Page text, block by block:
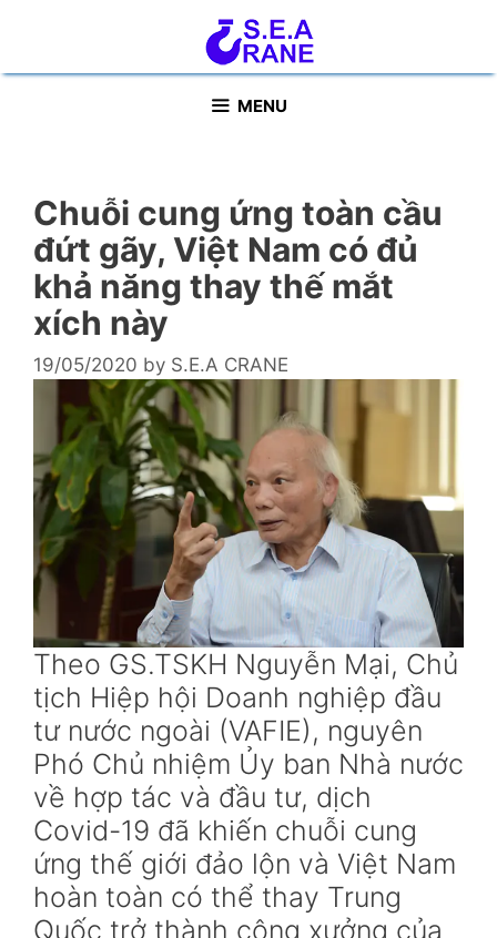
content
MENU
Chuỗi cung ứng toàn cầu
đứt gãy, Việt Nam có đủ
khả năng thay thế mắt
xích này
19/05/2020 by S.E.A CRANE
Theo GS.TSKH Nguyễn Mại, Chủ
tịch Hiệp hội Doanh nghiệp đầu
tư nước ngoài (VAFIE), nguyên
Phó Chủ nhiệm Ủy ban Nhà nước
về hợp tác và đầu tư, dịch
Covid-19 đã khiến chuỗi cung
ứng thế giới đảo lộn và Việt Nam
hoàn toàn có thể thay Trung
Quốc trở thành công xưởng của